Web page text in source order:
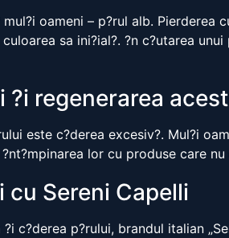
oameni – p?rul alb.
sa ini?ial?. ?n c?utarea
regenerarea
este c?derea excesiv?. Mul?i
lor cu produse care
Sereni Capelli
c?derea p?rului, brandul italian